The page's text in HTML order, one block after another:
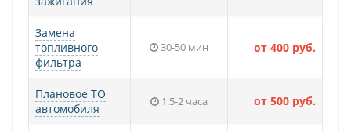
Замена
топливного
фильтра
30-50 мин от 400 руб.
Плановое ТО
автомобиля
1.5-2 часа от 500 руб.